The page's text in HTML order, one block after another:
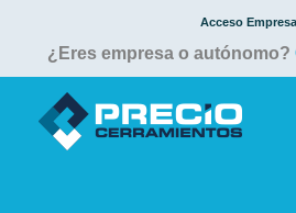
Acceso
¿Eres empresa o autónomo?